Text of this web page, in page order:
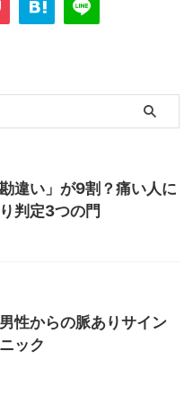
違い」が9割？痛い人に
判定3つの門
性からの脈ありサイン
ック